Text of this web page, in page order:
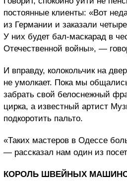
постоянные клиенты: «Вот
из Германии и заказали
У них будет бал-маскарад в
Отечественной войны», —
И вправду, колокольчик на
не умолкает. Пока мы
забрать свой белоснежный
цирка, а известный артист
подкоротить пальто.
«Таких мастеров в Одессе
— рассказал нам один из
КОРОЛЬ ШВЕЙНЫХ